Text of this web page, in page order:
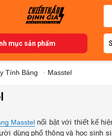
mục sản phẩm
Tính Bảng - Masstel
Masstel nổi bật với thiết kế
dùng phổ thông và học sinh